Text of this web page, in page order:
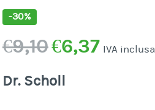
-30%
€9,10Il
originale
€6,37IlIVA inclusa
Dr. Scholl